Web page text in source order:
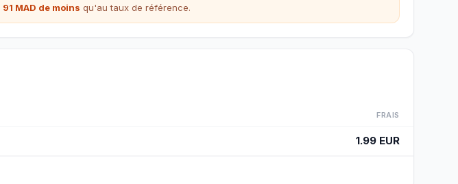
91 MAD de moins qu'au taux de référence.
FRAIS
1.99 EUR